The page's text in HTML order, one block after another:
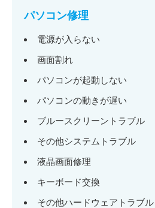
パソコン修理
電源が入らない
画面割れ
パソコンが起動しない
パソコンの動きが遅い
ブルースクリーントラブル
その他システムトラブル
液晶画面修理
キーボード交換
その他ハードウェアトラブル